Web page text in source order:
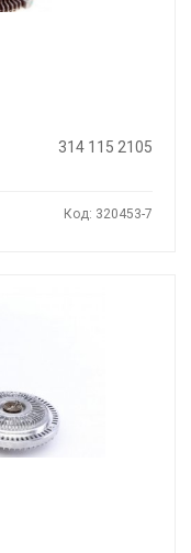
314 115 2105
Код: 320453-7